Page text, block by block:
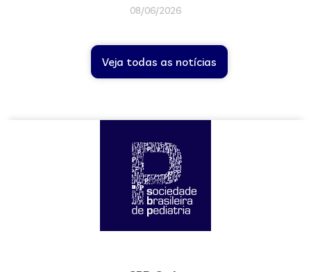
08/06/2026
Veja todas as notícias